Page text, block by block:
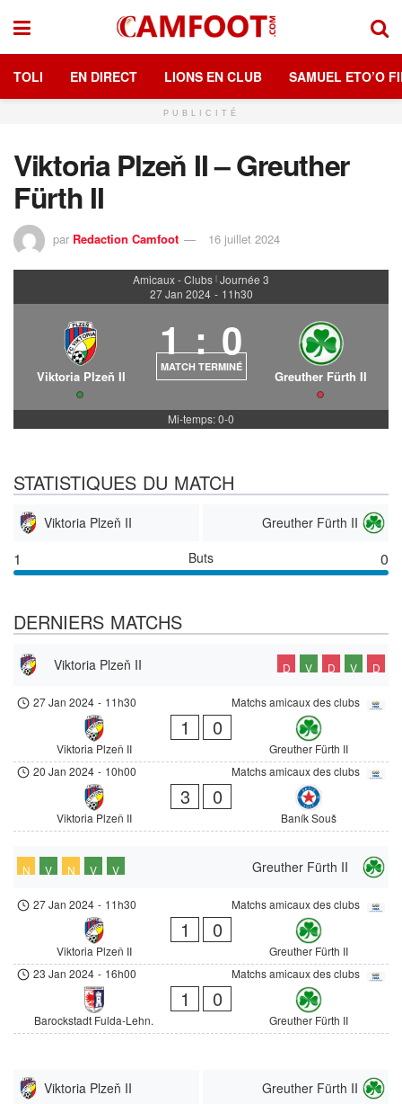
TOLI EN DIRECT LIONS EN CLUB SAMUEL ETO’O
PUBLICITÉ
Viktoria Plzeň II – Greuther
Fürth II
par Redaction Camfoot 16 juillet 2024
Amicaux - Clubs | Journée 3
27 Jan 2024 - 11h30
Viktoria Plzeň II
1 : 0
MATCH TERMINÉ
Greuther Fürth II
Mi-temps: 0-0
STATISTIQUES DU MATCH
Viktoria Plzeň II Greuther Fürth II
1 Buts 0
DERNIERS MATCHS
Viktoria Plzeň II D V D V D
Matchs amicaux des clubs
27 Jan 2024 - 11h30
Viktoria Plzeň II
1 0
Greuther Fürth II
Matchs amicaux des clubs
20 Jan 2024 - 10h00
Viktoria Plzeň II
3 0
Baník Souš
Greuther Fürth II
N V N V V
Matchs amicaux des clubs
27 Jan 2024 - 11h30
Viktoria Plzeň II
1 0
Greuther Fürth II
Matchs amicaux des clubs
23 Jan 2024 - 16h00
Barockstadt Fulda-Lehn.
1 0
Greuther Fürth II
Viktoria Plzeň II Greuther Fürth II